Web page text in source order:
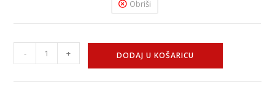
Obriši
- + DODAJ U KOŠARICU